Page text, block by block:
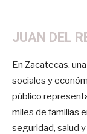
JUAN DEL
En Zacatecas,
sociales y
público
miles de familias
seguridad, salud